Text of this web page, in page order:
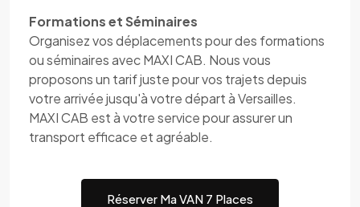
Formations et Séminaires
Organisez vos déplacements pour des formations
ou séminaires avec MAXI CAB. Nous vous
proposons un tarif juste pour vos trajets depuis
votre arrivée jusqu'à votre départ à Versailles.
MAXI CAB est à votre service pour assurer un
transport efficace et agréable.
Réserver Ma VAN 7 Places